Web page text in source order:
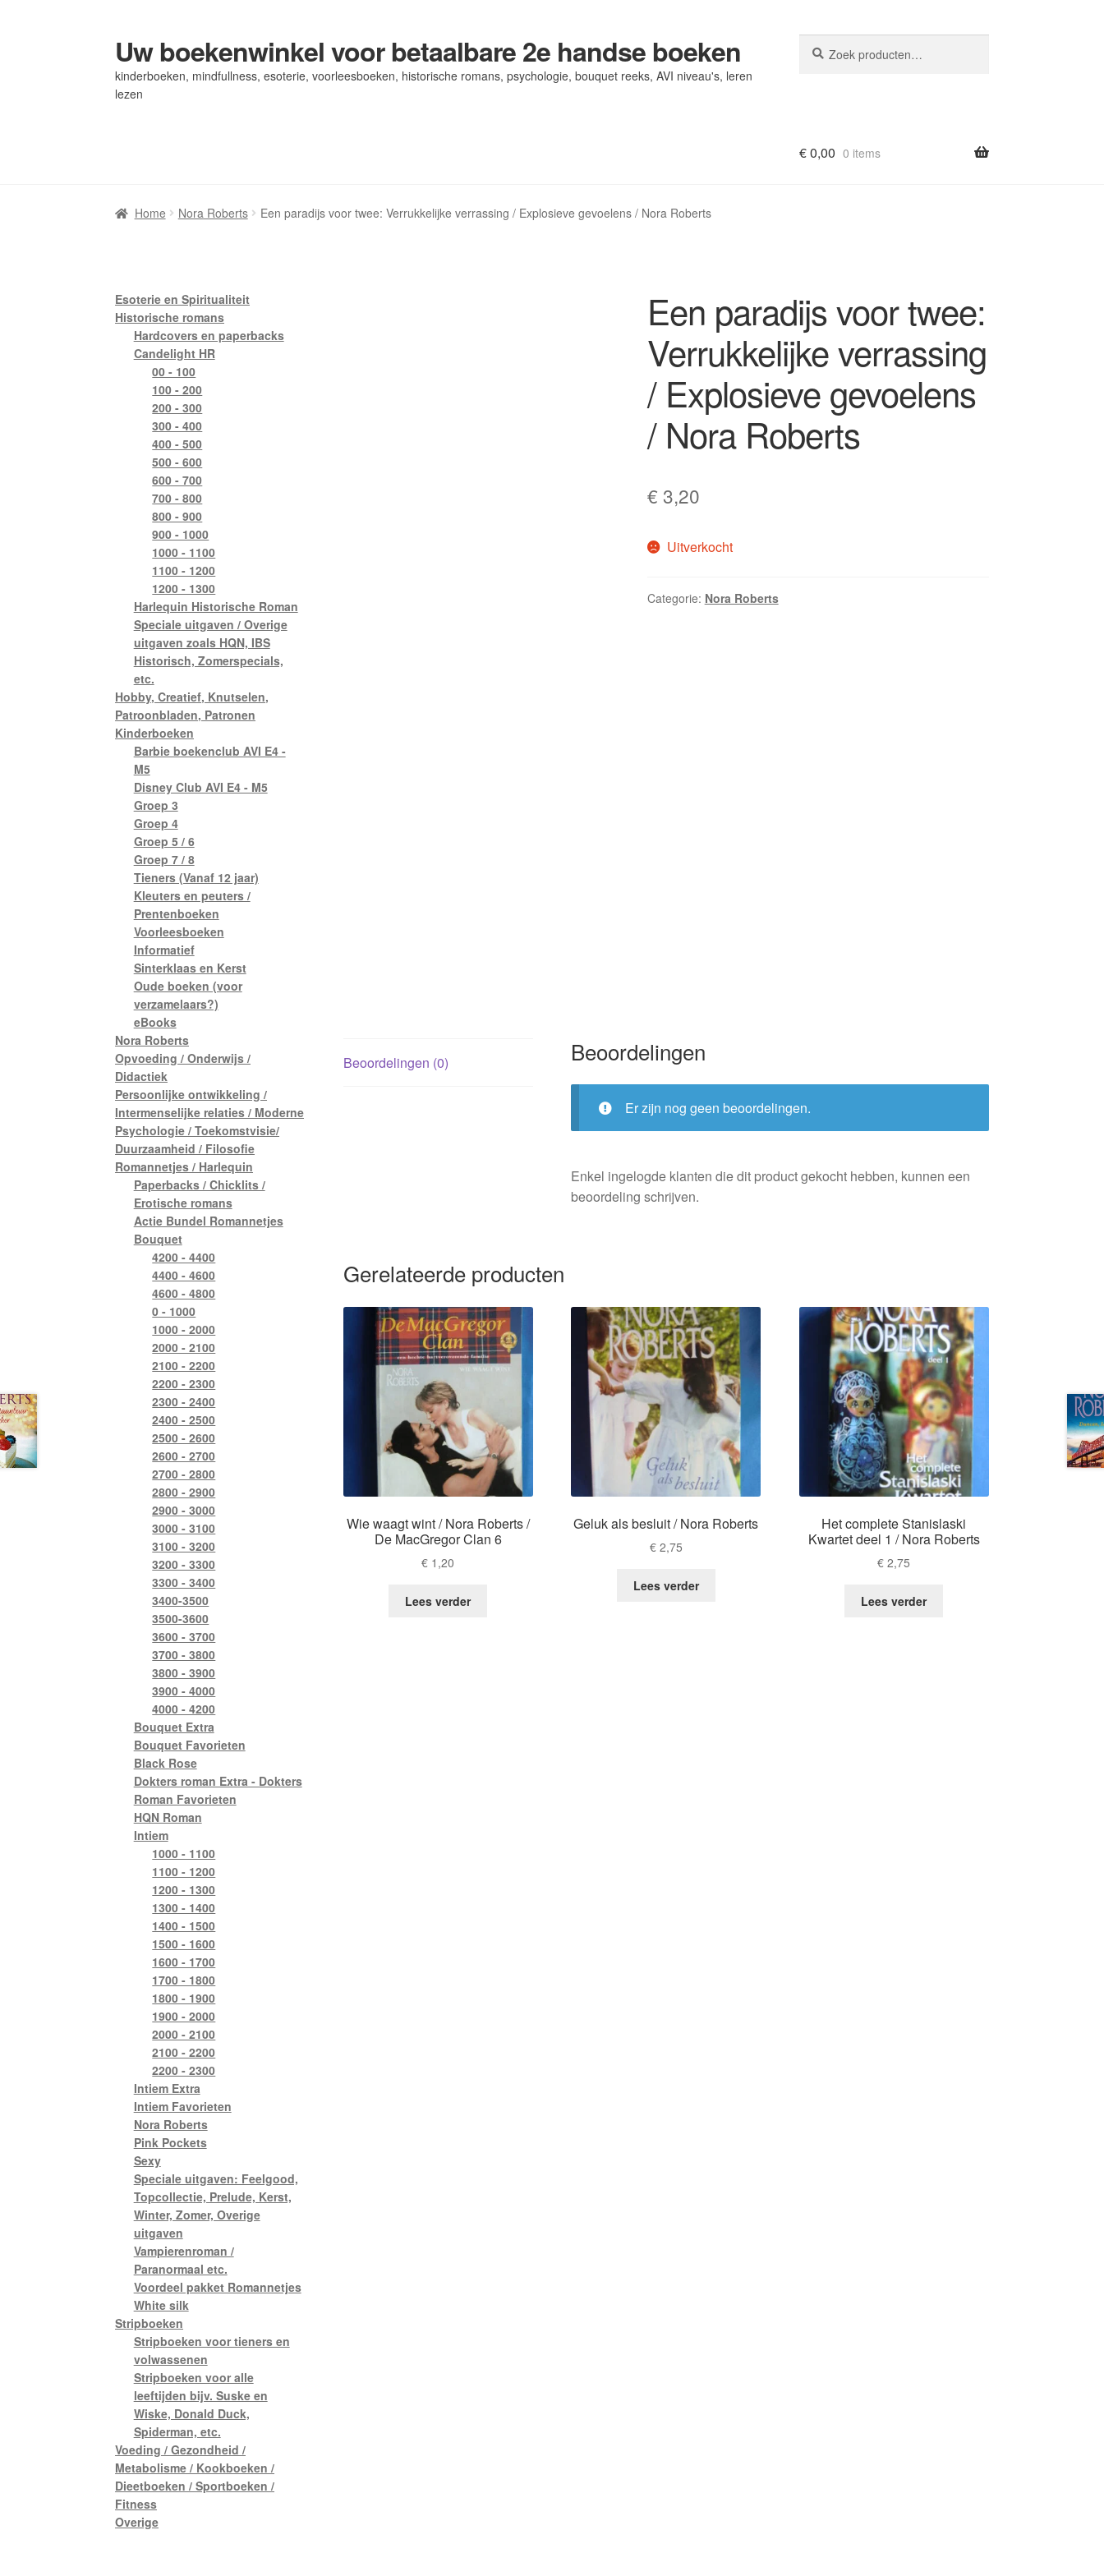
Ga
door
naar
Ga
naar
de
Uw boekenwinkel voor betaalbare 2e handse boeken
kinderboeken, mindfullness, esoterie, voorleesboeken, historische romans, psychologie, bouquet reeks, AVI niveau's, leren
lezen
naar:
€0,00 0 items
Home Nora Roberts Een paradijs voor twee: Verrukkelijke verrassing / Explosieve gevoelens / Nora Roberts
Een paradijs voor twee:
Verrukkelijke verrassing
/ Explosieve gevoelens
/ Nora Roberts
€ 3,20
Uitverkocht
Categorie: Nora Roberts
Beoordelingen (0) Beoordelingen
Er zijn nog geen beoordelingen.
Enkel ingelogde klanten die dit product gekocht hebben, kunnen een
beoordeling schrijven.
Gerelateerde producten
Wie waagt wint / Nora Roberts /
De MacGregor Clan 6
€ 1,20
Lees verder
Geluk als besluit / Nora Roberts
€2,75
Lees verder
Het complete Stanislaski
Kwartet deel 1 / Nora Roberts
€ 2,75
Lees verder
Esoterie en Spiritualiteit
Historische romans
Hardcovers en paperbacks
Candelight HR
00 - 100
100 - 200
200 - 300
300 - 400
400 - 500
500 - 600
600 - 700
700 - 800
800 - 900
900 - 1000
1000 - 1100
1100 - 1200
1200 - 1300
Harlequin Historische Roman
Speciale uitgaven / Overige
uitgaven zoals HQN, IBS
Historisch, Zomerspecials,
etc.
Hobby, Creatief, Knutselen,
Patroonbladen, Patronen
Kinderboeken
Barbie boekenclub AVI E4 -
M5
Disney Club AVI E4 - M5
Groep 3
Groep 4
Groep 5 / 6
Groep 7 / 8
Tieners (Vanaf 12 jaar)
Kleuters en peuters /
Prentenboeken
Voorleesboeken
Informatief
Sinterklaas en Kerst
Oude boeken (voor
verzamelaars?)
eBooks
Nora Roberts
Opvoeding / Onderwijs /
Didactiek
Persoonlijke ontwikkeling /
Intermenselijke relaties / Moderne
Psychologie / Toekomstvisie/
Duurzaamheid / Filosofie
Romannetjes / Harlequin
Paperbacks / Chicklits /
Erotische romans
Actie Bundel Romannetjes
Bouquet
4200 - 4400
4400 - 4600
4600 - 4800
0 - 1000
1000 - 2000
2000 - 2100
2100 - 2200
2200 - 2300
2300 - 2400
2400 - 2500
2500 - 2600
2600 - 2700
2700 - 2800
2800 - 2900
2900 - 3000
3000 - 3100
3100 - 3200
3200 - 3300
3300 - 3400
3400-3500
3500-3600
3600 - 3700
3700 - 3800
3800 - 3900
3900 - 4000
4000 - 4200
Bouquet Extra
Bouquet Favorieten
Black Rose
Dokters roman Extra - Dokters
Roman Favorieten
HQN Roman
Intiem
1000 - 1100
1100 - 1200
1200 - 1300
1300 - 1400
1400 - 1500
1500 - 1600
1600 - 1700
1700 - 1800
1800 - 1900
1900 - 2000
2000 - 2100
2100 - 2200
2200 - 2300
Intiem Extra
Intiem Favorieten
Nora Roberts
Pink Pockets
Sexy
Speciale uitgaven: Feelgood,
Topcollectie, Prelude, Kerst,
Winter, Zomer, Overige
uitgaven
Vampierenroman /
Paranormaal etc.
Voordeel pakket Romannetjes
White silk
Stripboeken
Stripboeken voor tieners en
volwassenen
Stripboeken voor alle
leeftijden bijv. Suske en
Wiske, Donald Duck,
Spiderman, etc.
Voeding / Gezondheid /
Metabolisme / Kookboeken /
Dieetboeken / Sportboeken /
Fitness
Overige